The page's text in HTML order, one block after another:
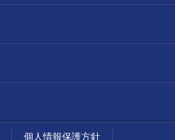
個人情報保護方針